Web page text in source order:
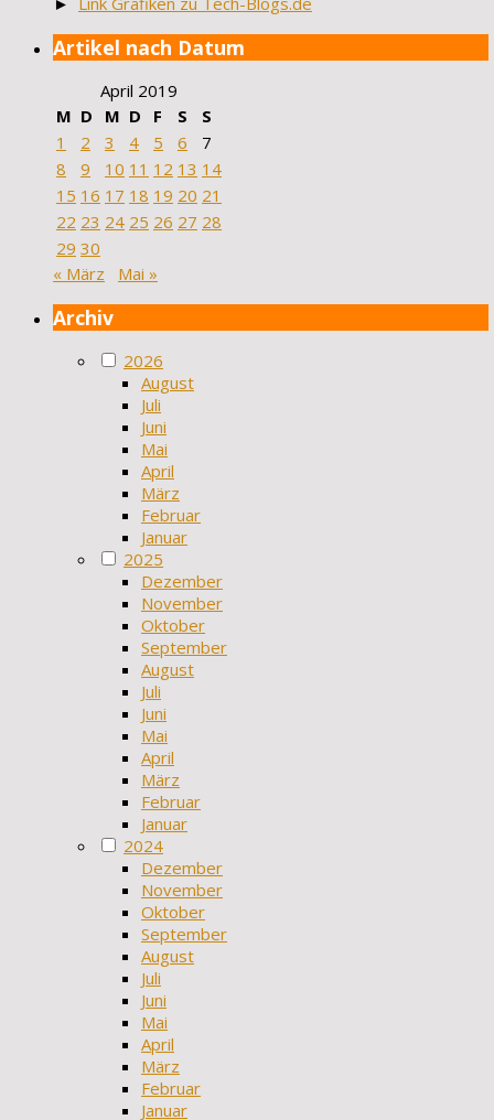
Artikel nach Datum
April 2019
M D M D F S
S
1
2 3 4 5 6
7
8
9 10 11 12 13 14
15 16 17 18 19 20 21
22 23 24 25 26 27 28
29 30
« März
Mai »
Archiv
2026
August
Juli
Juni
Mai
April
März
Februar
Januar
2025
Dezember
November
Oktober
September
August
Juli
Juni
Mai
April
März
Februar
Januar
2024
Dezember
November
Oktober
September
August
Juli
Juni
Mai
April
März
Februar
Januar